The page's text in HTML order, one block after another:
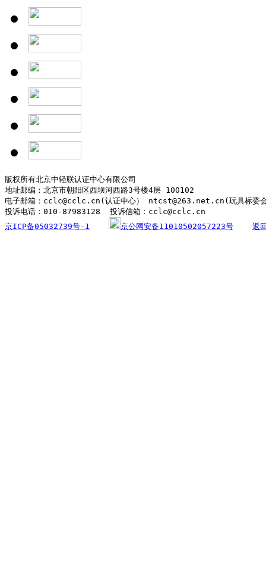
版权所有北京中轻联认证中心有限公司
地址邮编：北京市朝阳区西坝河西路3号楼4层 100102
电子邮箱：cclc@cclc.cn(认证中心） ntcst@263.net.cn(玩具标委
京ICP备05032739号-1
京公网安备11010502057223号 返